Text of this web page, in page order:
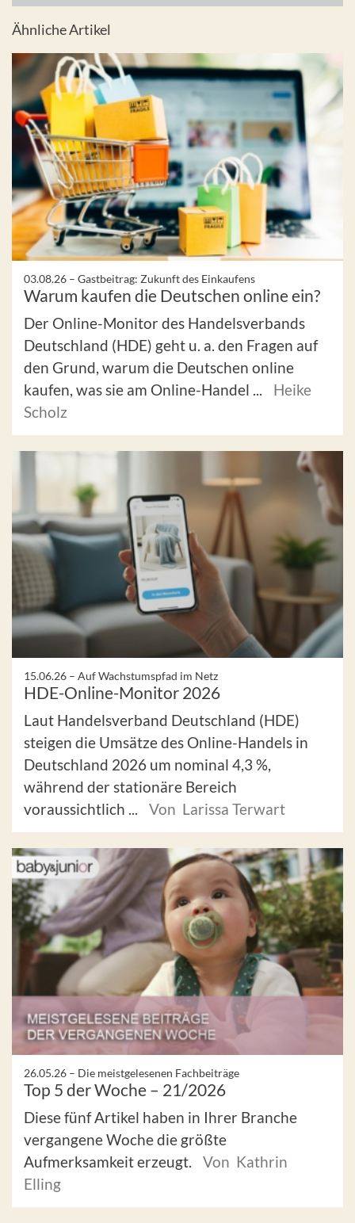
Ähnliche Artikel
03.08.26 – Gastbeitrag: Zukunft des Einkaufens
Warum kaufen die Deutschen online ein?
Der Online-Monitor des Handelsverbands
Deutschland (HDE) geht u. a. den Fragen auf
den Grund, warum die Deutschen online
kaufen, was sie am Online-Handel ...
Heike
Scholz
15.06.26 – Auf Wachstumspfad im Netz
HDE-Online-Monitor 2026
Laut Handelsverband Deutschland (HDE)
steigen die Umsätze des Online-Handels in
Deutschland 2026 um nominal 4,3 %,
während der stationäre Bereich
voraussichtlich ...
Von Larissa Terwart
26.05.26 – Die meistgelesenen Fachbeiträge
Top 5 der Woche – 21/2026
Diese fünf Artikel haben in Ihrer Branche
vergangene Woche die größte
Aufmerksamkeit erzeugt.
Von Kathrin
Elling